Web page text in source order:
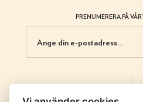
PRENUMERERA PÅ